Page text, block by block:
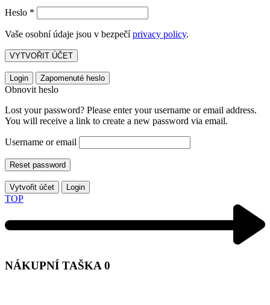
Heslo *
Vaše osobní údaje jsou v bezpečíprivacy policy.
VYTVOŘIT ÚČET
Login Zapomenuté heslo
Obnovit heslo
Lost your password? Please enter your username or email address.
You will receive a link to create a new password via email.
Username or email
Reset password
Vytvořit účet Login
TOP
NÁKUPNÍ TAŠKA0